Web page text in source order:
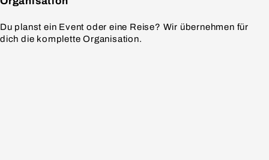
Du planst ein Event oder eine Reise? Wir übernehmen für
dich die komplette Organisation.